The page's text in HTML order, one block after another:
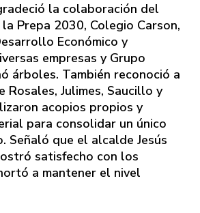
la colaboración del
Prepa 2030, Colegio Carson,
Económico y
empresas y Grupo
árboles. También reconoció a
Rosales, Julimes, Saucillo y
acopios propios y
para consolidar un único
Señaló que el alcalde Jesús
satisfecho con los
a mantener el nivel